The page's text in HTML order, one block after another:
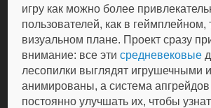
игру как можно более
пользователей, как в геймплейном,
визуальном плане. Проект сразу
внимание: все этисредневековые
лесопилки выглядят игрушечными
анимированы, а система апгрейдов
постоянно улучшать их, чтобы